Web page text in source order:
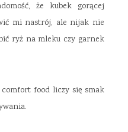
że kubek gorącej
mi nastrój, ale nijak nie
ryż na mleku czy garnek
comfort food liczy się smak